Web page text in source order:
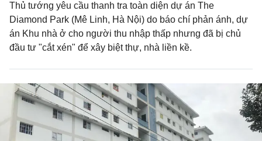
Thủ tướng yêu cầu thanh tra toàn diện dự án The
Diamond Park (Mê Linh, Hà Nội) do báo chí phản ánh, dự
án Khu nhà ở cho người thu nhập thấp nhưng đã bị chủ
đầu tư "cắt xén" để xây biệt thự, nhà liền kề.